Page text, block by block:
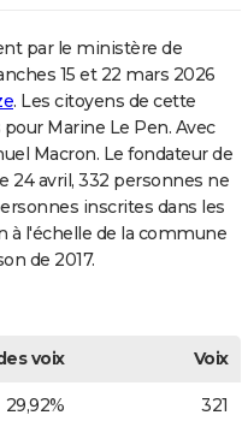
par le ministère de
15 et 22 mars 2026
. Les citoyens de cette
Marine Le Pen. Avec
Macron. Le fondateur de
24 avril, 332 personnes ne
inscrites dans les
à l'échelle de la commune
de 2017.
voix
Voix
29,92% 321